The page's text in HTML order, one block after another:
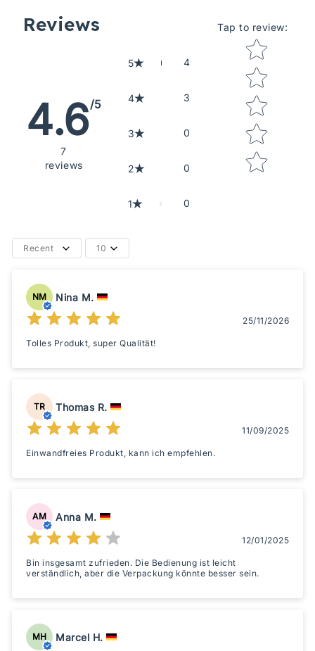
Reviews
4.6/5
7
reviews
5 4
4 3
3 0
2 0
1 0
Tap to review:
Star rating
Recent 10
NM Nina M.
25/11/2026
Tolles Produkt, super Qualität!
TR Thomas R.
11/09/2025
Einwandfreies Produkt, kann ich empfehlen.
AM Anna M.
12/01/2025
Bin insgesamt zufrieden. Die Bedienung ist leicht
verständlich, aber die Verpackung könnte besser sein.
MH Marcel H.